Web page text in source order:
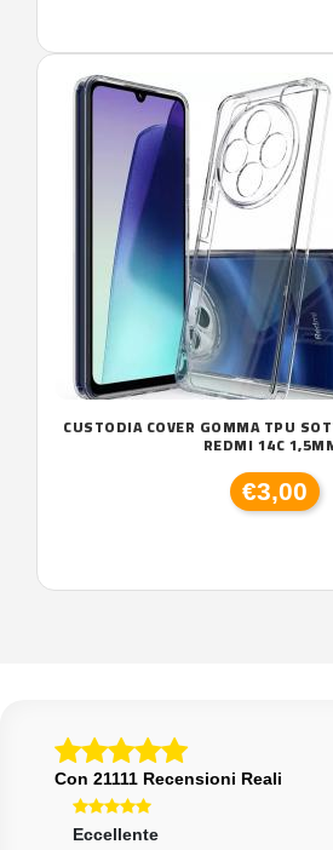
CUSTODIA COVER GOMMA TPU
REDMI 14C
€3,00
Con 21111 Recensioni Reali
Eccellente